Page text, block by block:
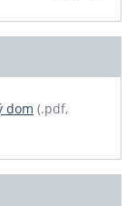
dom (.pdf,